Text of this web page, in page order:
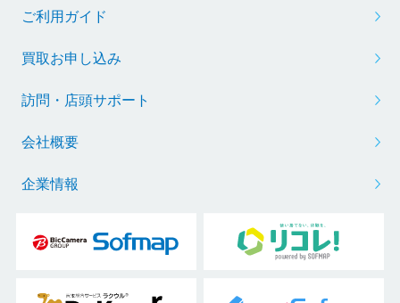
ご利用ガイド
買取お申し込み
訪問・店頭サポート
会社概要
企業情報